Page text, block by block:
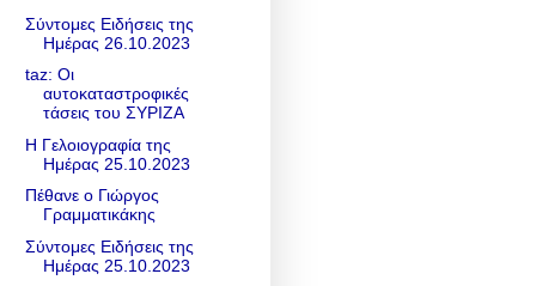
Σύντομες Ειδήσεις της
Ημέρας 26.10.2023
taz: Οι
αυτοκαταστροφικές
τάσεις του ΣΥΡΙΖΑ
Η Γελοιογραφία της
Ημέρας 25.10.2023
Πέθανε ο Γιώργος
Γραμματικάκης
Σύντομες Ειδήσεις της
Ημέρας 25.10.2023